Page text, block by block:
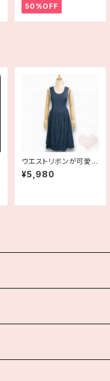
50%OFF
ウエストリボンが可愛い
ノースリーブデニムワン
ピース 古着
¥5,980